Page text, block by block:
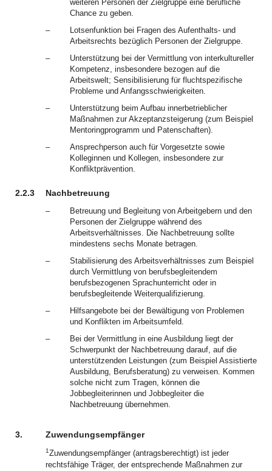
weiteren Personen der Zielgruppe eine berufliche
Chance zu geben.
–
Lotsenfunktion bei Fragen des Aufenthalts- und
Arbeitsrechts bezüglich Personen der Zielgruppe.
–
Unterstützung bei der Vermittlung von interkultureller
Kompetenz, insbesondere bezogen auf die
Arbeitswelt; Sensibilisierung für fluchtspezifische
Probleme und Anfangsschwierigkeiten.
–
Unterstützung beim Aufbau innerbetrieblicher
Maßnahmen zur Akzeptanzsteigerung (zum Beispiel
Mentoringprogramm und Patenschaften).
–
Ansprechperson auch für Vorgesetzte sowie
Kolleginnen und Kollegen, insbesondere zur
Konfliktprävention.
2.2.3 Nachbetreuung
–
Betreuung und Begleitung von Arbeitgebern und den
Personen der Zielgruppe während des
Arbeitsverhältnisses. Die Nachbetreuung sollte
mindestens sechs Monate betragen.
–
Stabilisierung des Arbeitsverhältnisses zum Beispiel
durch Vermittlung von berufsbegleitendem
berufsbezogenen Sprachunterricht oder in
berufsbegleitende Weiterqualifizierung.
–
Hilfsangebote bei der Bewältigung von Problemen
und Konflikten im Arbeitsumfeld.
–
Bei der Vermittlung in eine Ausbildung liegt der
Schwerpunkt der Nachbetreuung darauf, auf die
unterstützenden Leistungen (zum Beispiel Assistierte
Ausbildung, Berufsberatung) zu verweisen. Kommen
solche nicht zum Tragen, können die
Jobbegleiterinnen und Jobbegleiter die
Nachbetreuung übernehmen.
3. Zuwendungsempfänger
1Zuwendungsempfänger (antragsberechtigt) ist jeder
rechtsfähige Träger, der entsprechende Maßnahmen zur